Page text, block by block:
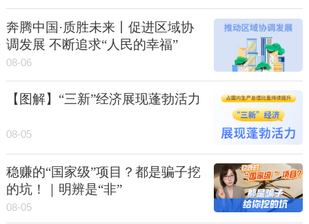
奔腾中国·质胜未来丨促进区域协
调发展 不断追求“人民的幸福”
08-06
【图解】“三新”经济展现蓬勃活力
08-05
稳赚的“国家级”项目？都是骗子挖
的坑！｜明辨是“非”
08-05